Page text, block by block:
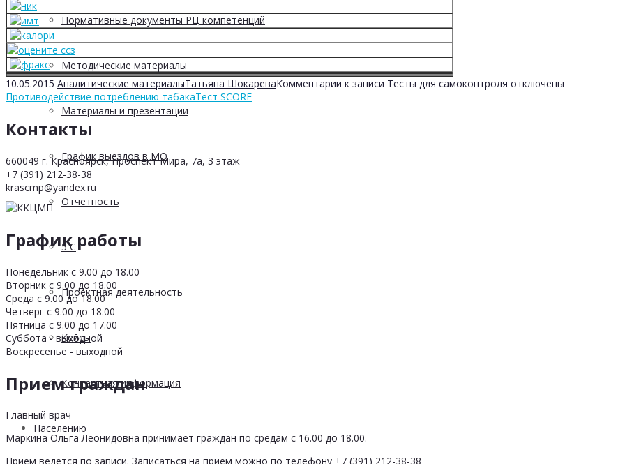
Нормативные документы РЦ компетенций
Методические материалы
Материалы и презентации
График выездов в МО
Отчетность
5 С
Проектная деятельность
Кейсы
Контактная информация
Населению
10.05.2015 Аналитические материалыТатьяна ШокареваКомментарии к записи Тесты для самоконтроля отключены
Противодействие потреблению табакаТест SCORE
Контакты
660049 г. Красноярск, Проспект Мира, 7а, 3 этаж
+7 (391) 212-38-38
krascmp@yandex.ru
График работы
Понедельник с 9.00 до 18.00
Вторник с 9.00 до 18.00
Среда с 9.00 до 18.00
Четверг с 9.00 до 18.00
Пятница с 9.00 до 17.00
Суббота - выходной
Воскресенье - выходной
Прием граждан
Главный врач
Маркина Ольга Леонидовна принимает граждан по средам с 16.00 до 18.00.
Прием ведется по записи. Записаться на прием можно по телефону +7 (391) 212-38-38